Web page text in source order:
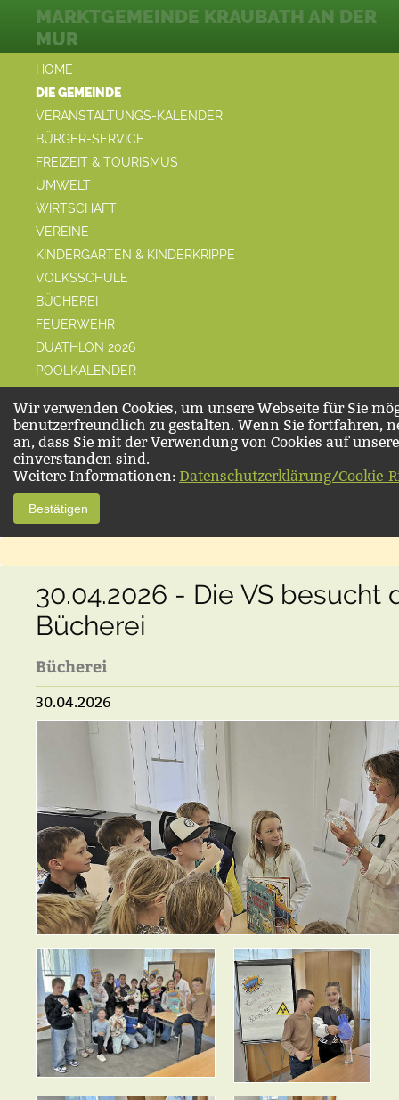
HOME
DIE GEMEINDE
VERANSTALTUNGS-KALENDER
BÜRGER-SERVICE
FREIZEIT & TOURISMUS
UMWELT
WIRTSCHAFT
VEREINE
KINDERGARTEN & KINDERKRIPPE
VOLKSSCHULE
BÜCHEREI
FEUERWEHR
DUATHLON 2026
POOLKALENDER
MARKTGEMEINDE KRAUBATH AN DER
MUR
Wir verwenden Cookies, um unsere Webseite für Sie
benutzerfreundlich zu gestalten. Wenn Sie fortfahren,
an, dass Sie mit der Verwendung von Cookies auf
einverstanden sind.
Weitere Informationen: Datenschutzerklärung/Cookie-
Bestätigen
30.04.2026 - Die VS besucht
Bücherei
Bücherei
30.04.2026